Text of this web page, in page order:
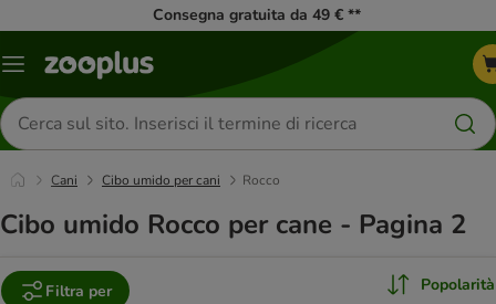
Consegna gratuita da 49 € **
Overview
Cerca
prodotti
Cani Cibo umido per cani Rocco
Cibo umido Rocco per cane - Pagina 2
Filtra per Popolarità